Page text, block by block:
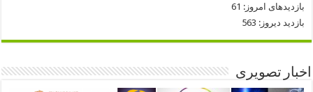
بازدیدهای امروز: 61
بازدید دیروز: 563
اخبار تصویری